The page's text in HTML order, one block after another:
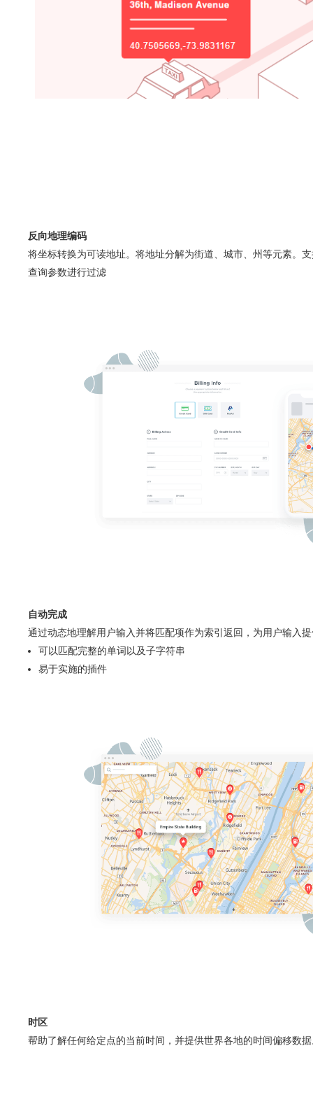
反向地理编码
将坐标转换为可读地址。将地址分解为街道、城市、州等元素。
查询参数进行过滤
自动完成
通过动态地理解用户输入并将匹配项作为索引返回，为用户输入
可以匹配完整的单词以及子字符串
易于实施的插件
时区
帮助了解任何给定点的当前时间，并提供世界各地的时间偏移数